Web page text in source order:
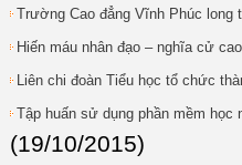
Trường Cao đẳng Vĩnh Phúc long
Hiến máu nhân đạo – nghĩa cử
Liên chi đoàn Tiểu học tổ chức
Tập huấn sử dụng phần mềm học
(19/10/2015)